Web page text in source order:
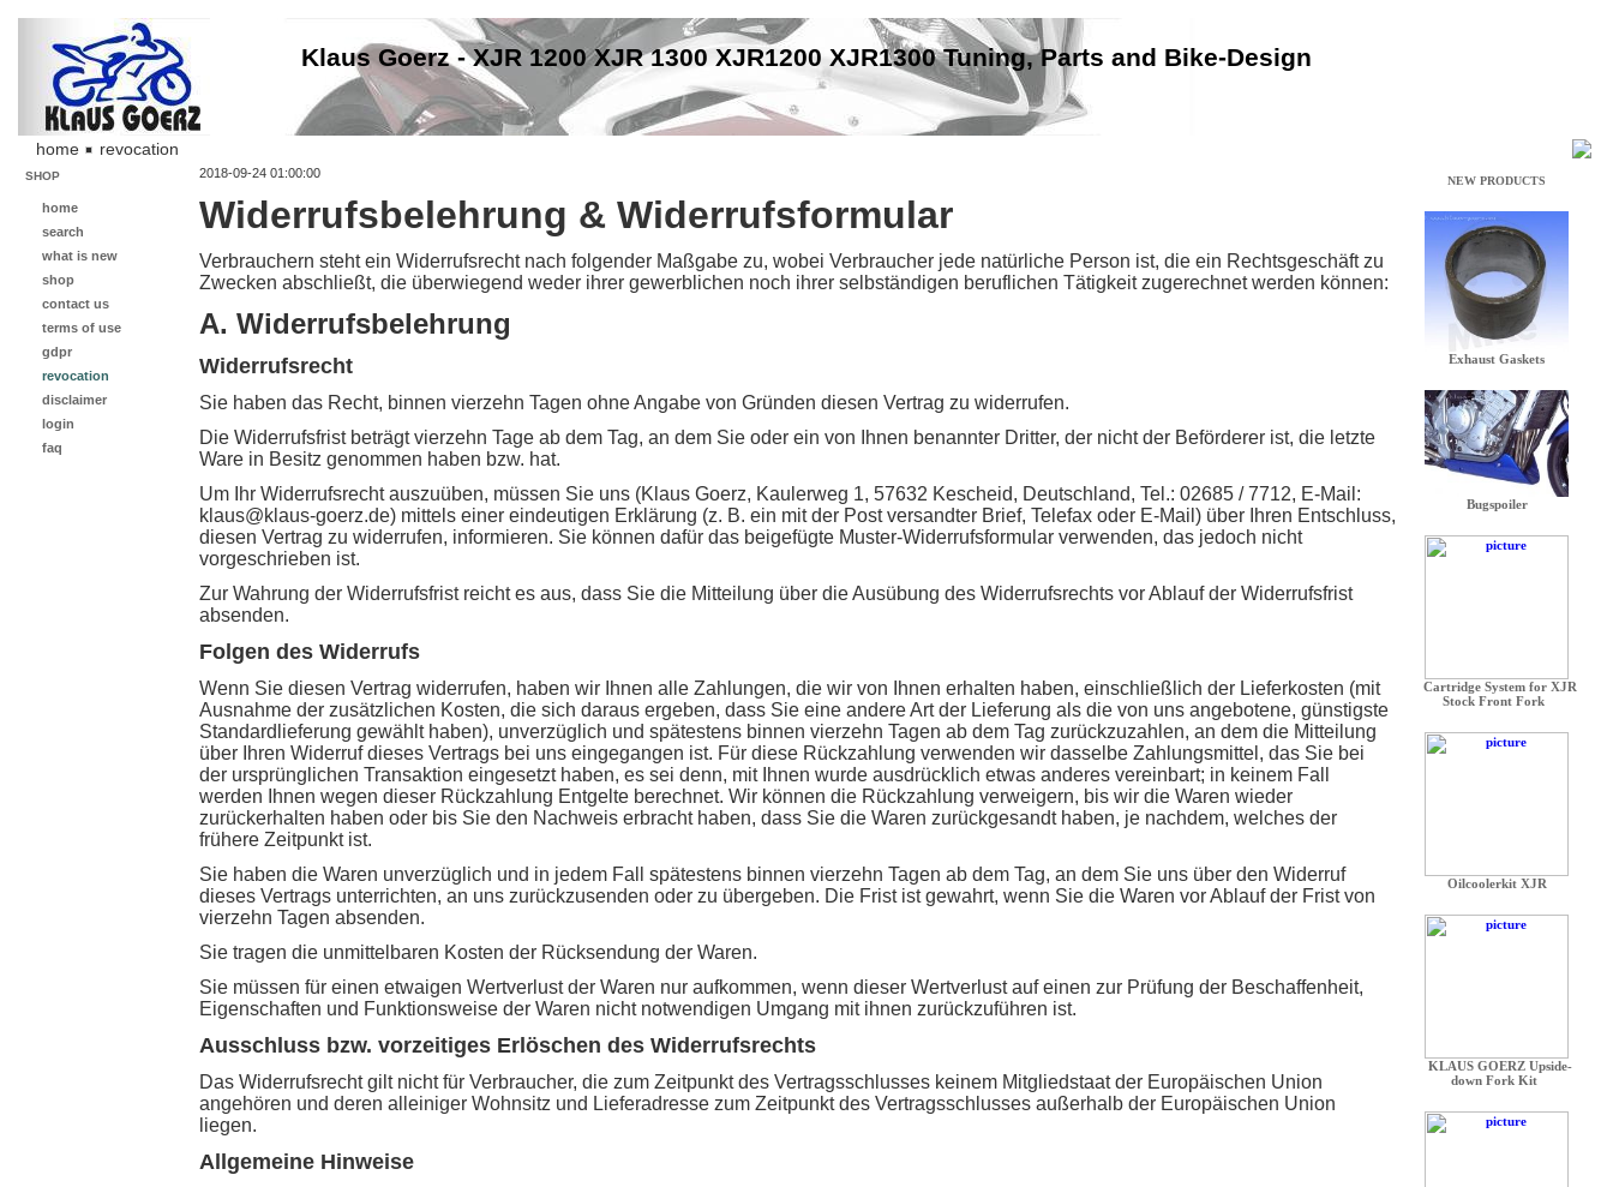
Klaus Goerz - XJR 1200 XJR 1300 XJR1200 XJR1300 Tuning, Parts and Bike-Design
home revocation
SHOP
home
search
what is new
shop
contact us
terms of use
gdpr
revocation
disclaimer
login
faq
2018-09-24 01:00:00
Widerrufsbelehrung & Widerrufsformular
Verbrauchern steht ein Widerrufsrecht nach folgender Maßgabe zu, wobei Verbraucher jede natürliche Person ist, die ein Rechtsgeschäft zu
Zwecken abschließt, die überwiegend weder ihrer gewerblichen noch ihrer selbständigen beruflichen Tätigkeit zugerechnet werden können:
A. Widerrufsbelehrung
Widerrufsrecht
Sie haben das Recht, binnen vierzehn Tagen ohne Angabe von Gründen diesen Vertrag zu widerrufen.
Die Widerrufsfrist beträgt vierzehn Tage ab dem Tag, an dem Sie oder ein von Ihnen benannter Dritter, der nicht der Beförderer ist, die letzte
Ware in Besitz genommen haben bzw. hat.
Um Ihr Widerrufsrecht auszuüben, müssen Sie uns (Klaus Goerz, Kaulerweg 1, 57632 Kescheid, Deutschland, Tel.: 02685 / 7712, E-Mail:
klaus@klaus-goerz.de) mittels einer eindeutigen Erklärung (z. B. ein mit der Post versandter Brief, Telefax oder E-Mail) über Ihren Entschluss,
diesen Vertrag zu widerrufen, informieren. Sie können dafür das beigefügte Muster-Widerrufsformular verwenden, das jedoch nicht
vorgeschrieben ist.
Zur Wahrung der Widerrufsfrist reicht es aus, dass Sie die Mitteilung über die Ausübung des Widerrufsrechts vor Ablauf der Widerrufsfrist
absenden.
Folgen des Widerrufs
Wenn Sie diesen Vertrag widerrufen, haben wir Ihnen alle Zahlungen, die wir von Ihnen erhalten haben, einschließlich der Lieferkosten (mit
Ausnahme der zusätzlichen Kosten, die sich daraus ergeben, dass Sie eine andere Art der Lieferung als die von uns angebotene, günstigste
Standardlieferung gewählt haben), unverzüglich und spätestens binnen vierzehn Tagen ab dem Tag zurückzuzahlen, an dem die Mitteilung
über Ihren Widerruf dieses Vertrags bei uns eingegangen ist. Für diese Rückzahlung verwenden wir dasselbe Zahlungsmittel, das Sie bei
der ursprünglichen Transaktion eingesetzt haben, es sei denn, mit Ihnen wurde ausdrücklich etwas anderes vereinbart; in keinem Fall
werden Ihnen wegen dieser Rückzahlung Entgelte berechnet. Wir können die Rückzahlung verweigern, bis wir die Waren wieder
zurückerhalten haben oder bis Sie den Nachweis erbracht haben, dass Sie die Waren zurückgesandt haben, je nachdem, welches der
frühere Zeitpunkt ist.
Sie haben die Waren unverzüglich und in jedem Fall spätestens binnen vierzehn Tagen ab dem Tag, an dem Sie uns über den Widerruf
dieses Vertrags unterrichten, an uns zurückzusenden oder zu übergeben. Die Frist ist gewahrt, wenn Sie die Waren vor Ablauf der Frist von
vierzehn Tagen absenden.
Sie tragen die unmittelbaren Kosten der Rücksendung der Waren.
Sie müssen für einen etwaigen Wertverlust der Waren nur aufkommen, wenn dieser Wertverlust auf einen zur Prüfung der Beschaffenheit,
Eigenschaften und Funktionsweise der Waren nicht notwendigen Umgang mit ihnen zurückzuführen ist.
Ausschluss bzw. vorzeitiges Erlöschen des Widerrufsrechts
Das Widerrufsrecht gilt nicht für Verbraucher, die zum Zeitpunkt des Vertragsschlusses keinem Mitgliedstaat der Europäischen Union
angehören und deren alleiniger Wohnsitz und Lieferadresse zum Zeitpunkt des Vertragsschlusses außerhalb der Europäischen Union
liegen.
Allgemeine Hinweise